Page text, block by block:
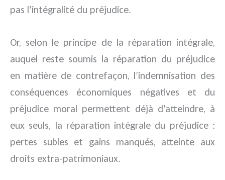
pas l’intégralité du préjudice.
Or, selon le principe de la réparation intégrale,
auquel reste soumis la réparation du préjudice
en matière de contrefaçon, l’indemnisation des
conséquences économiques négatives et du
préjudice moral permettent déjà d’atteindre, à
eux seuls, la réparation intégrale du préjudice :
pertes subies et gains manqués, atteinte aux
droits extra-patrimoniaux.